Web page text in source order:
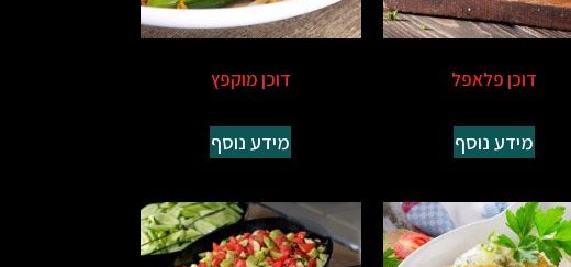
דוכן פלאפל
מידע נוסף
דוכן מוקפץ
מידע נוסף